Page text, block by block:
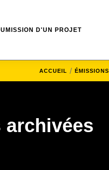
D'UN PROJET
ACCUEIL ÉMISSIONS